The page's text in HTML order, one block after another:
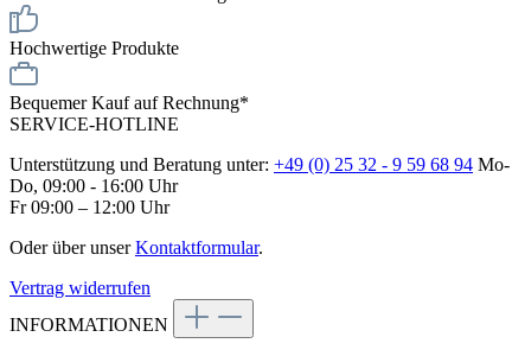
Hochwertige Produkte
Bequemer Kauf auf Rechnung*
SERVICE-HOTLINE
Unterstützung und Beratung unter: +49 (0) 25 32 - 9 59 68 94 Mo-
Do, 09:00 - 16:00 Uhr
Fr 09:00 – 12:00 Uhr
Oder über unserKontaktformular.
Vertrag widerrufen
INFORMATIONEN